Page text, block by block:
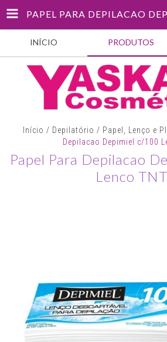
INÍCIO PRODUTOS
Início / Depilatório / Papel, Lenço e
Depilacao Depimiel c/100
Papel Para Depilacao
Lenco TNT